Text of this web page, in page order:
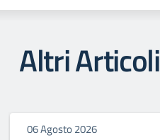
Altri Articoli
06 Agosto 2026